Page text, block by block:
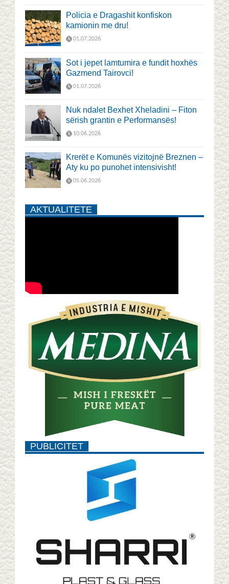
Policia e Dragashit konfiskon
kamionin me dru!
01.07.2026
Sot i jepet lamtumira e fundit hoxhës
Gazmend Tairovci!
01.07.2026
Nuk ndalet Bexhet Xheladini – Fiton
sërish grantin e Performansës!
10.06.2026
Krerët e Komunës vizitojnë Breznen –
Aty ku po punohet intensivisht!
05.06.2026
AKTUALITETE
PUBLICITET